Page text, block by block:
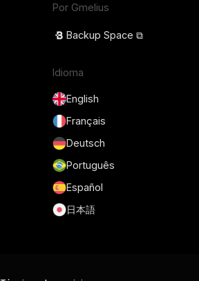
Por Gmelius
Backup Space ⧉
Idioma
English
Français
Deutsch
Português
Español
日本語